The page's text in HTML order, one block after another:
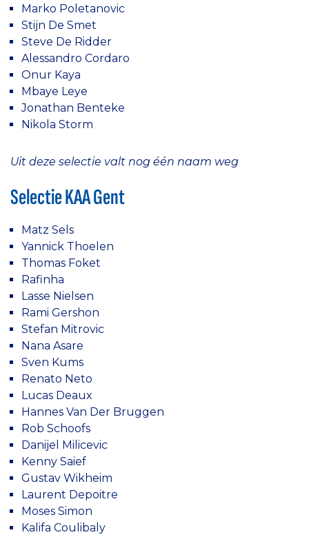
Marko Poletanovic
Stijn De Smet
Steve De Ridder
Alessandro Cordaro
Onur Kaya
Mbaye Leye
Jonathan Benteke
Nikola Storm
Uit deze selectie valt nog één naam weg
Selectie KAA Gent
Matz Sels
Yannick Thoelen
Thomas Foket
Rafinha
Lasse Nielsen
Rami Gershon
Stefan Mitrovic
Nana Asare
Sven Kums
Renato Neto
Lucas Deaux
Hannes Van Der Bruggen
Rob Schoofs
Danijel Milicevic
Kenny Saief
Gustav Wikheim
Laurent Depoitre
Moses Simon
Kalifa Coulibaly